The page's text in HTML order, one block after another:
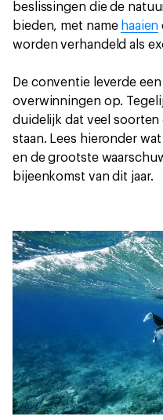
beslissingen die de
bieden, met name haaien
worden verhandeld als
De conventie leverde
overwinningen op.
duidelijk dat veel
staan. Lees hieronder
en de grootste
bijeenkomst van dit jaar.